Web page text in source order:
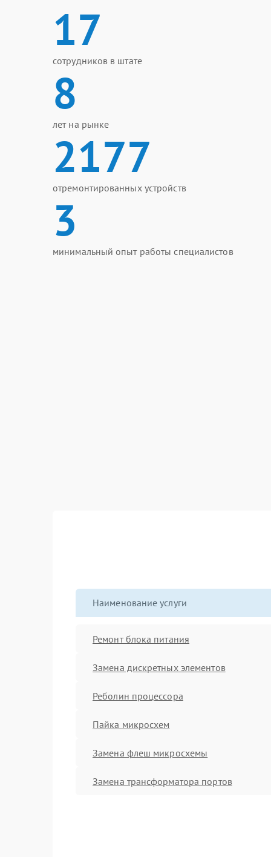
17
сотрудников в штате
8
лет на рынке
2177
отремонтированных устройств
3
минимальный опыт работы специалистов
Наименование услуги
Ремонт блока питания
Замена дискретных элементов
Реболин процессора
Пайка микросхем
Замена флеш микросхемы
Замена трансформатора портов